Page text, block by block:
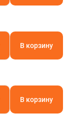
В корзину
В корзину